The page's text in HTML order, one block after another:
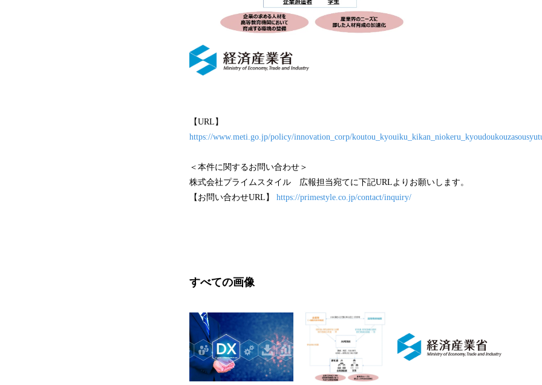
【URL】
https://www.meti.go.jp/policy/innovation_corp/
＜本件に関するお問い合わせ＞
株式会社プライムスタイル 広報担当宛てに下記URLよりお願いします。
【お問い合わせURL】 https://primestyle.co.jp/contact/inquiry/
すべての画像